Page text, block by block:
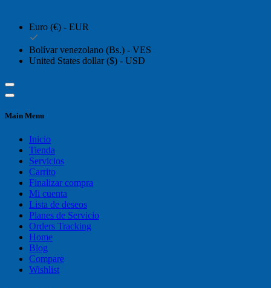
Euro (€) - EUR
Bolívar venezolano (Bs.) - VES
United States dollar ($) - USD
Main Menu
Inicio
Tienda
Servicios
Carrito
Finalizar compra
Mi cuenta
Lista de deseos
Planes de Servicio
Orders Tracking
Home
Blog
Compare
Wishlist